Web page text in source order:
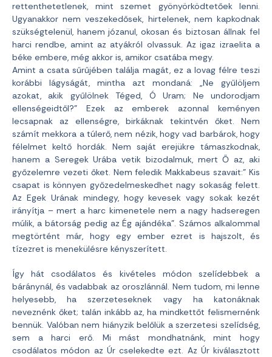
rettenthetetlenek, mint szemet gyönyörködtetőek lenni.
Ugyanakkor nem veszekedősek, hirtelenek, nem kapkodnak
szükségtelenül, hanem józanul, okosan és biztosan állnak fel
harci rendbe, amint az atyákról olvassuk. Az igaz izraelita a
béke embere, még akkor is, amikor csatába megy.
Amint a csata sűrűjében találja magát, ez a lovag félre teszi
korábbi lágyságát, mintha azt mondaná: „Ne gyűlöljem
azokat, akik gyűlölnek Téged, Ó Uram; Ne undorodjam
ellenségeidtől?” Ezek az emberek azonnal keményen
lecsapnak az ellenségre, birkáknak tekintvén őket. Nem
számít mekkora a túlerő, nem nézik, hogy vad barbárok, hogy
félelmet keltő hordák. Nem saját erejükre támaszkodnak,
hanem a Seregek Urába vetik bizodalmuk, mert Ő az, aki
győzelemre vezeti őket. Nem feledik Makkabeus szavait:” Kis
csapat is könnyen győzedelmeskedhet nagy sokaság felett.
Az Egek Urának mindegy, hogy kevesek vagy sokak kezét
irányítja – mert a harc kimenetele nem a nagy hadseregen
múlik, a bátorság pedig az Ég ajándéka”. Számos alkalommal
megtörtént már, hogy egy ember ezret is hajszolt, és
tízezret is menekülésre kényszerített.
Így hát csodálatos és kivételes módon szelídebbek a
báránynál, és vadabbak az oroszlánnál. Nem tudom, mi lenne
helyesebb, ha szerzeteseknek vagy ha katonáknak
neveznénk őket; talán inkább az, ha mindkettőt felismernénk
bennük. Valóban nem hiányzik belőlük a szerzetesi szelídség,
sem a harci erő. Mi mást mondhatnánk, mint hogy
csodálatos módon az Úr cselekedte ezt. Az Úr kiválasztott